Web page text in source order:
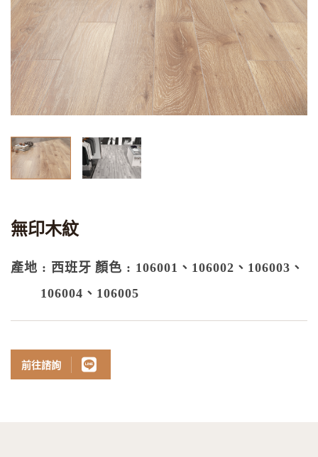
無印木紋
產地 : 西班牙 顏色 : 106001、106002、106003、
106004、106005
前往諮詢